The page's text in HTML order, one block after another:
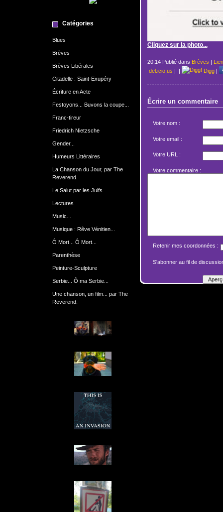
Catégories
Blues
Brèves
Brèves Libérales
Citadelle : Saint-Exupéry
Écriture en Acte
Festoyons... Buvons la coupe...
Franc-tireur
Friedrich Nietzsche
Gender...
Humeurs Littéraires
La Chanson du Jour, par The
Reverend.
Le Salut par les Juifs
Lectures
Music...
Musique : Rêve Vénitien...
Ô Mort... Ô Mort...
Parenthèse
Peinture-Sculpture
Serbie... Ô ma Serbie...
Une chanson, un film... par The
Reverend.
Cliquez sur la photo...
20:14 Publié dans Brèves |
del.icio.us | | Digg|
Écrire un commentaire
Votre nom :
Votre email :
Votre URL :
Votre commentaire :
Retenir mes coordonnées :
S'abonner au fil de